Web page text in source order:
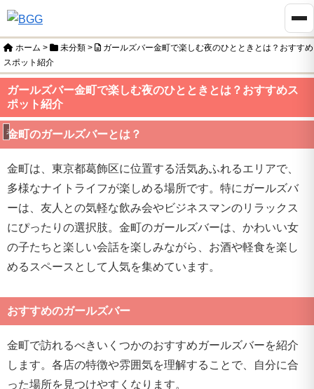
ホーム > 未分類 >
ガールズバー金町で楽しむ夜のひとときとは？おすすめ
スポット紹介
ガールズバー金町で楽しむ夜のひとときとは？おすすめス
ポット紹介
未分類
金町のガールズバーとは？
金町は、東京都葛飾区に位置する活気あふれるエリアで、
多様なナイトライフが楽しめる場所です。特にガールズバ
ーは、友人との気軽な飲み会やビジネスマンのリラックス
にぴったりの選択肢。金町のガールズバーは、かわいい女
の子たちと楽しい会話を楽しみながら、お酒や軽食を楽し
めるスペースとして人気を集めています。
おすすめのガールズバー
金町で訪れるべきいくつかのおすすめガールズバーを紹介
します。各店の特徴や雰囲気を理解することで、自分に合
った場所を見つけやすくなります。